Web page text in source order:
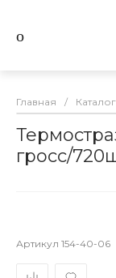
Главная /
гросс/
Артикул 154-40-06